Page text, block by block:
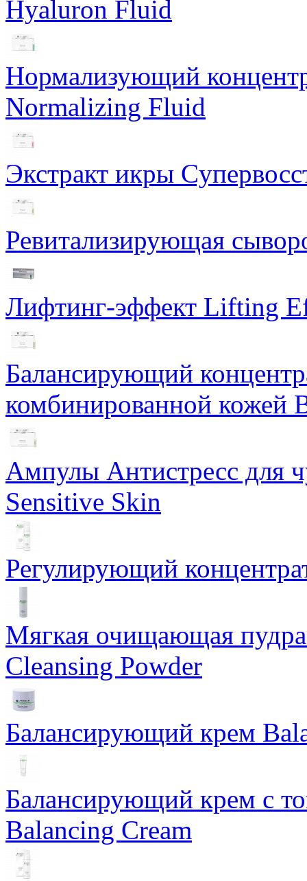
Hyaluron Fluid
Нормализующий
Normalizing Fluid
Экстракт икры
Ревитализирующая
Лифтинг-эффект Lifting
Балансирующий
комбинированной кожей
Ампулы Антистресс для
Sensitive Skin
Регулирующий
Мягкая очищающая
Cleansing Powder
Балансирующий крем
Балансирующий крем с
Balancing Cream